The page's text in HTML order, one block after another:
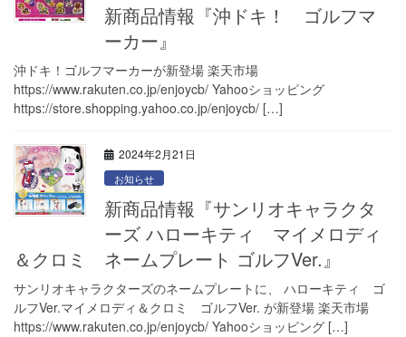
新商品情報『沖ドキ！ ゴルフマ
ーカー』
沖ドキ！ゴルフマーカーが新登場 楽天市場
https://www.rakuten.co.jp/enjoycb/ Yahooショッピング
https://store.shopping.yahoo.co.jp/enjoycb/ […]
2024年2月21日
お知らせ
新商品情報『サンリオキャラクタ
ーズ ハローキティ マイメロディ
＆クロミ ネームプレート ゴルフVer.』
サンリオキャラクターズのネームプレートに、 ハローキティ ゴ
ルフVer.マイメロディ＆クロミ ゴルフVer. が新登場 楽天市場
https://www.rakuten.co.jp/enjoycb/ Yahooショッピング […]